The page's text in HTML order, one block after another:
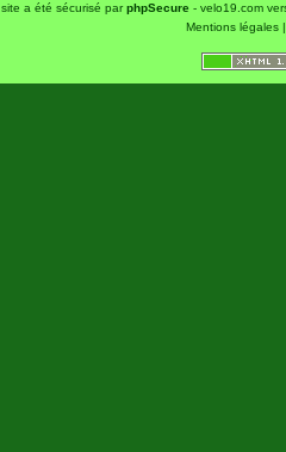
a été sécurisé parphpSecure - velo19.com
Mentions légales